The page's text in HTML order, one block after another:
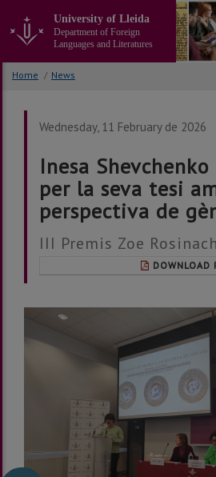
content
University of Lleida
Department of Foreign
Languages and Literatures
Home / News
Wednesday, 11 February de 2026
Inesa
per la seva tesi
perspectiva de
III Premis Zoe
DOWNLOAD